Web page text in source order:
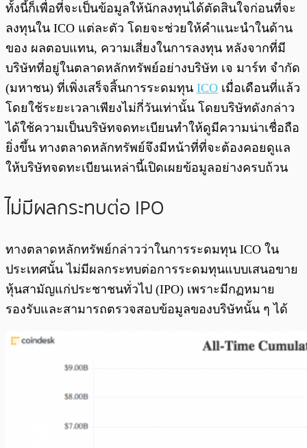
ทั้งนี้ก็เพื่อที่จะเป็นข้อมูลให้นักลงทุนได้ตัดสินใจก่อนที่จะ
ลงทุนใน ICO แต่ละตัว โดยจะช่วยให้คำแนะนำในด้าน
ของ ผลตอบแทน, ความเสี่ยงในการลงทุน หลังจากที่มี
บริษัทที่อยู่ในตลาดหลักทรัพย์อย่างบริษัท เจ มาร์ท จำกัด
(มหาชน) ที่เพิ่งเสร็จสิ้นการระดมทุน ICO เมื่อเดือนที่แล้ว
โดยใช้ระยะเวลาเพียงไม่กี่วันเท่านั้น โดยบริษัทดังกล่าว
ได้ใช้ความเป็นบริษัทจดทะเบียนทำให้ดูมีความน่าเชื่อถือ
ยิ่งขึ้น ทางตลาดหลักทรัพย์จึงมีหน้าที่ที่จะต้องคอยดูแล
ให้บริษัทจดทะเบียนเหล่านี้เปิดเผยข้อมูลอย่างครบถ้วน
ไม่มีผลกระทบต่อ IPO
ทางตลาดหลักทรัพย์กล่าวว่าในการระดมทุน ICO ใน
ประเทศนั้น ไม่มีผลกระทบต่อการระดมทุนแบบเสนอขาย
หุ้นสามัญแก่ประชาชนทั่วไป (IPO) เพราะมีกฏหมาย
รองรับและสามารถตรวจสอบข้อมูลของบริษัทนั้น ๆ ได้